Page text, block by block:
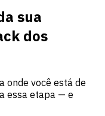
sua
dos
onde você está de
essa etapa — e